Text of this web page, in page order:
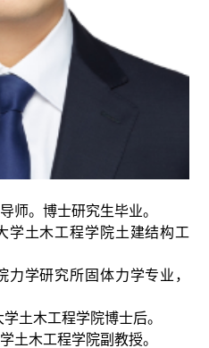
师。博士研究生毕业。
学土木工程学院土建结构工
力学研究所固体力学专业，
土木工程学院博士后。
土木工程学院副教授。